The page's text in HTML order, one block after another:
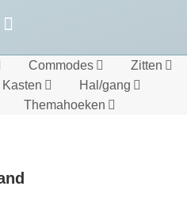
Commodes
Zitten
Kasten
Hal/gang
Themahoeken